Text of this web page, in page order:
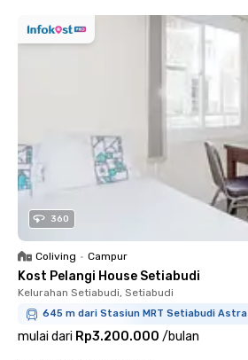
360
Coliving • Campur
Kost Pelangi House Setiabudi
Kelurahan Setiabudi, Setiabudi
645 m dari Stasiun MRT Setiabudi Astra
mulai dari Rp3.200.000 /bulan